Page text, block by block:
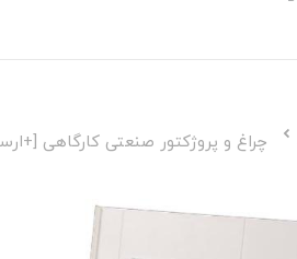
چراغ و پروژکتور صنعتی کارگاهی